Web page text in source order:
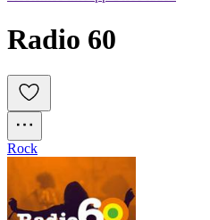
Radio 60
Rock